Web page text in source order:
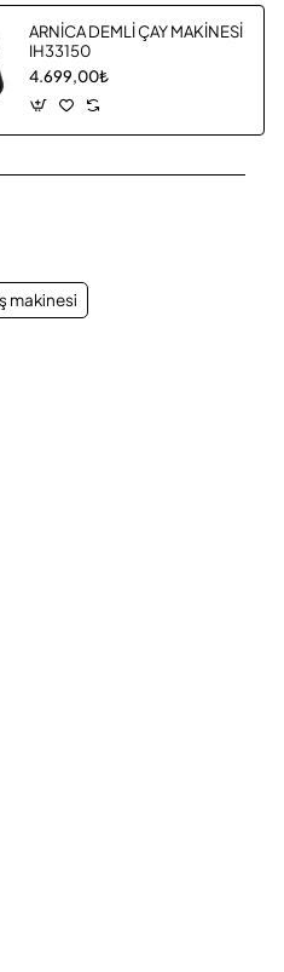
ARNİCA DEMLİ ÇAY MAKİNESİ
IH33150
4.699,00₺
makinesi